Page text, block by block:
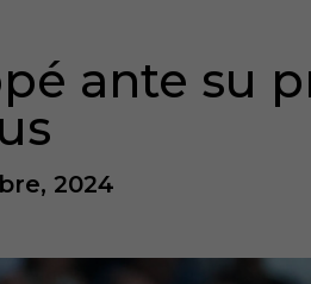
ante su
2024